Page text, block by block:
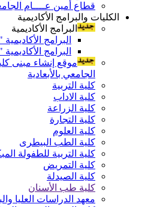
قطاع أمين عــــام
الكليات والبرامج الأكاديمية
البرامج الأكاديمية
البرامج
البرامج
موقع إنشاء مبنى
الجامعي بالأبعادية
كلية التربية
كلية الاداب
كلية الزراعة
كلية التجارة
كلية العلوم
كلية الطب البيطرى
كلية التربية للطفولة
كلية التمريض
كلية الصيدلة
كلية طب الأسنان
معهد الدراسات العليا